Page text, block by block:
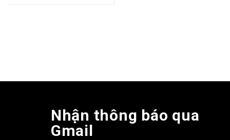
Nhận thông báo qua
Gmail